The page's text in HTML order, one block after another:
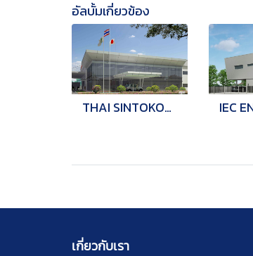
อัลบั้มเกี่ยวข้อง
THAI SINTOKOGIO
เกี่ยวกับเรา